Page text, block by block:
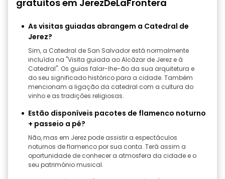
gratuitos em JerezDeLaFrontera
As visitas guiadas abrangem a Catedral de
Jerez?
Sim, a Catedral de San Salvador está normalmente
incluída na "Visita guiada ao Alcázar de Jerez e à
Catedral". Os guias falar-lhe-ão da sua arquitetura e
do seu significado histórico para a cidade. Também
mencionam a ligação da catedral com a cultura do
vinho e as tradições religiosas.
Estão disponíveis pacotes de flamenco noturno
+ passeio a pé?
Não, mas em Jerez pode assistir a espectáculos
noturnos de flamenco por sua conta. Terá assim a
oportunidade de conhecer a atmosfera da cidade e o
seu património musical.